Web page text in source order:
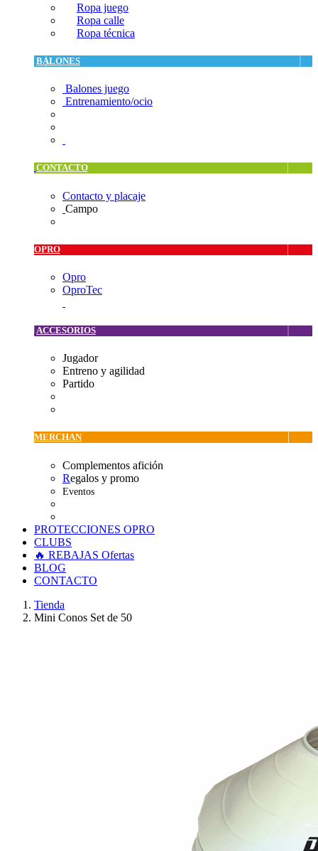
Ropa juego
Ropa calle
Ropa técnica
BALONES
Balones juego
Entrenamiento/ocio
CONTACTO
Contacto y placaje
Campo
OPRO
Opro
OproTec
ACCESORIOS
Jugador
Entreno y agilidad
Partido
MERCHAN
Complementos afición
Regalos y promo
Eventos
PROTECCIONES OPRO
CLUBS
🔥 REBAJAS Ofertas
BLOG
CONTACTO
Tienda
Mini Conos Set de 50